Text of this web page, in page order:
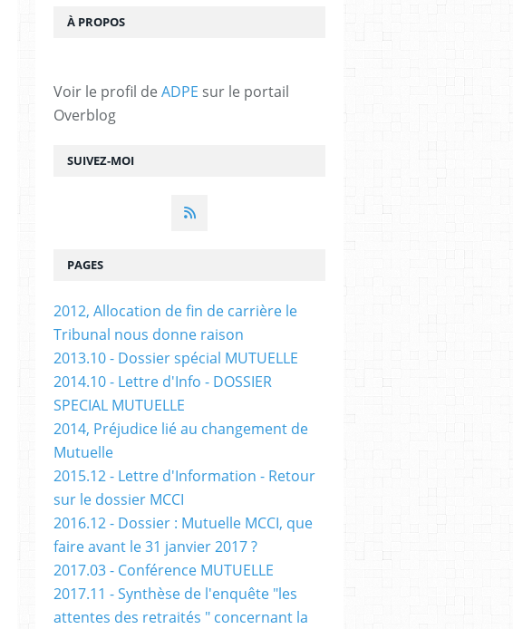
SUIVEZ-MOI
À PROPOS
Voir le profil de ADPE sur le portail
Overblog
PAGES
2012, Allocation de fin de carrière le
Tribunal nous donne raison
2013.10 - Dossier spécial MUTUELLE
2014.10 - Lettre d'Info - DOSSIER
SPECIAL MUTUELLE
2014, Préjudice lié au changement de
Mutuelle
2015.12 - Lettre d'Information - Retour
sur le dossier MCCI
2016.12 - Dossier : Mutuelle MCCI, que
faire avant le 31 janvier 2017 ?
2017.03 - Conférence MUTUELLE
2017.11 - Synthèse de l'enquête "les
attentes des retraités " concernant la